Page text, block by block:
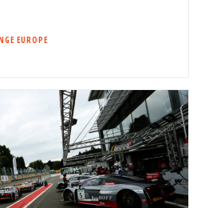
EUROPE